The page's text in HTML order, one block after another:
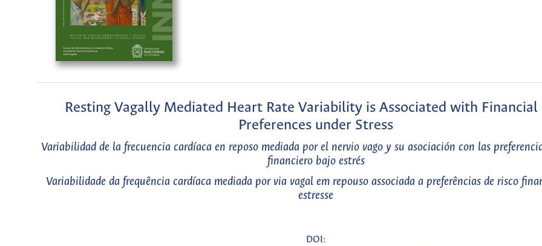
Resting Vagally Mediated Heart Rate Variability is Associated with Financial
Preferences under Stress
Variabilidad de la frecuencia cardíaca en reposo mediada por el nervio vago y su asociación con las
financiero bajo estrés
Variabilidade da frequência cardíaca mediada por via vagal em repouso associada a preferências de risco
estresse
DOI: